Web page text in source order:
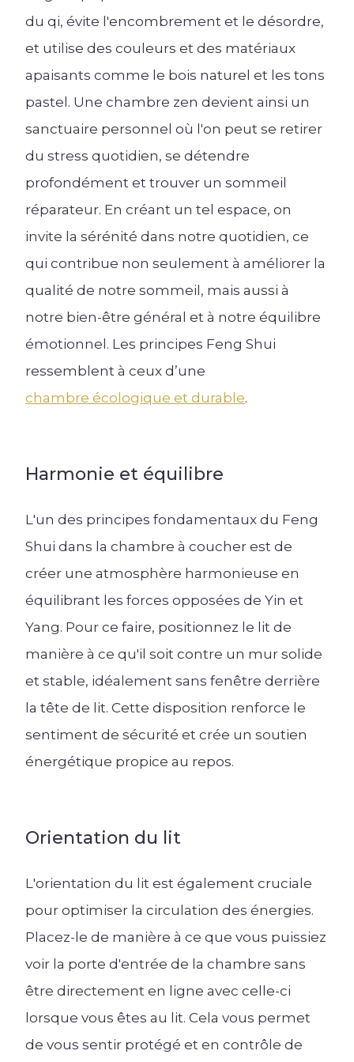
du qi, évite l'encombrement et le désordre,
et utilise des couleurs et des matériaux
apaisants comme le bois naturel et les tons
pastel. Une chambre zen devient ainsi un
sanctuaire personnel où l'on peut se retirer
du stress quotidien, se détendre
profondément et trouver un sommeil
réparateur. En créant un tel espace, on
invite la sérénité dans notre quotidien, ce
qui contribue non seulement à améliorer la
qualité de notre sommeil, mais aussi à
notre bien-être général et à notre équilibre
émotionnel. Les principes Feng Shui
ressemblent à ceux d’une
chambre écologique et durable.
Harmonie et équilibre
L'un des principes fondamentaux du Feng
Shui dans la chambre à coucher est de
créer une atmosphère harmonieuse en
équilibrant les forces opposées de Yin et
Yang. Pour ce faire, positionnez le lit de
manière à ce qu'il soit contre un mur solide
et stable, idéalement sans fenêtre derrière
la tête de lit. Cette disposition renforce le
sentiment de sécurité et crée un soutien
énergétique propice au repos.
Orientation du lit
L'orientation du lit est également cruciale
pour optimiser la circulation des énergies.
Placez-le de manière à ce que vous puissiez
voir la porte d'entrée de la chambre sans
être directement en ligne avec celle-ci
lorsque vous êtes au lit. Cela vous permet
de vous sentir protégé et en contrôle de